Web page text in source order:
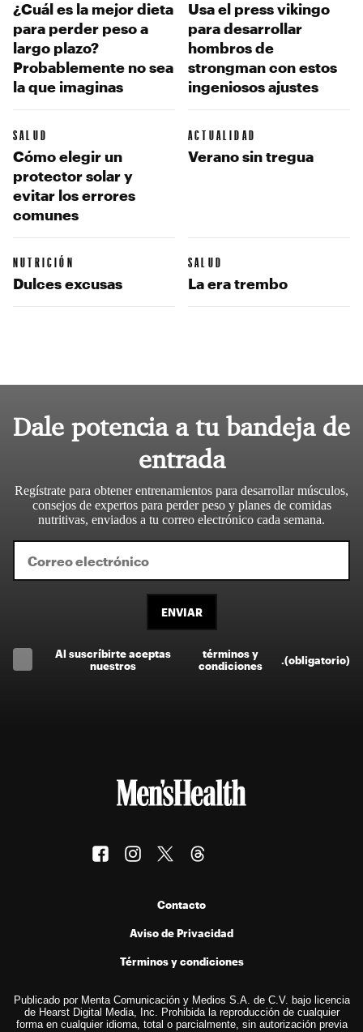
¿Cuál es la mejor dieta
para perder peso a
largo plazo?
Probablemente no sea
la que imaginas
Usa el press vikingo
para desarrollar
hombros de
strongman con estos
ingeniosos ajustes
SALUD
Cómo elegir un
protector solar y
evitar los errores
comunes
ACTUALIDAD
Verano sin tregua
NUTRICIÓN
Dulces excusas
SALUD
La era trembo
Dale potencia a tu bandeja de
entrada
Regístrate para obtener entrenamientos para desarrollar músculos,
consejos de expertos para perder peso y planes de comidas
nutritivas, enviados a tu correo electrónico cada semana.
ENVIAR
Al suscríbirte aceptas
nuestros
términos y
condiciones
(obligatorio)
Contacto
Aviso de Privacidad
Términos y condiciones
Publicado por Menta Comunicación y Medios S.A. de C.V. bajo licencia
de Hearst Digital Media, Inc. Prohibida la reproducción de cualquier
forma en cualquier idioma, total o parcialmente, sin autorización previa